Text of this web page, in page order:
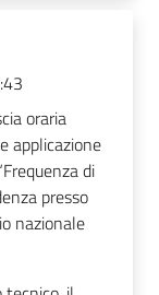
oraria
applicazione
di
presso
nazionale